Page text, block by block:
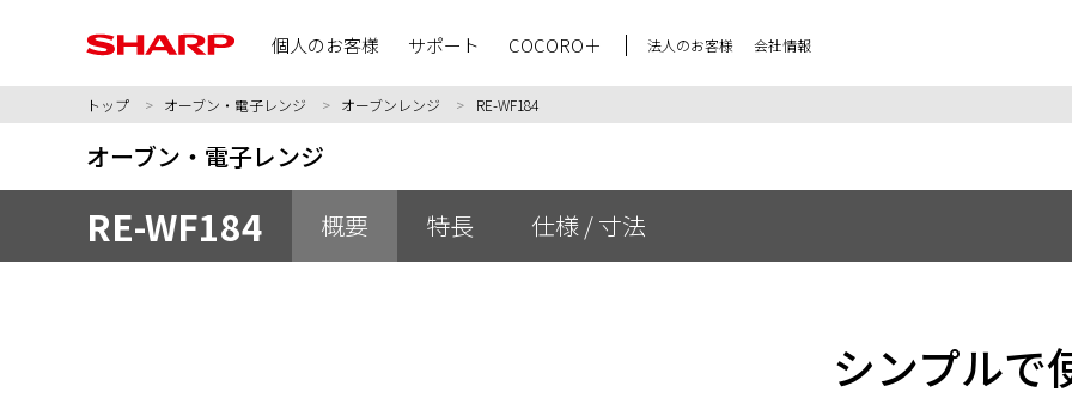
個人のお客様 サポート COCORO＋ 法人のお客様 会社情報
トップ オーブン・電子レンジ オーブンレンジ RE-WF184
オーブン・電子レンジ
RE-WF184 概要 特長 仕様 / 寸法
シンプルで